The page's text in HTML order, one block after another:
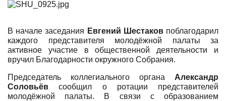
В начале заседания Евгений Шестаковпоблагодарил
каждого представителя молодёжной палаты за
активное участие в общественной деятельности и
вручил Благодарности окружного Собрания.
Председатель коллегиального органа Александр
Соловьёв сообщил о ротации представителей
молодёжной палаты. В связи с образованием